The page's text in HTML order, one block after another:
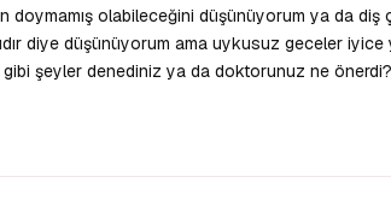
doymamış olabileceğini düşünüyorum ya da diş
diye düşünüyorum ama uykusuz geceler
şeyler denediniz ya da doktorunuz ne